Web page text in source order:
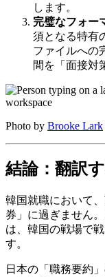
します。
完璧なフォー
須となる特有
ファイルへの
間を「面接対
Photo by Brooke Lark
結論：翻訳
韓国就職において
券」に過ぎません
は、韓国の戦場で
す。
日本の「職務要約